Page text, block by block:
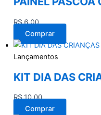
R$6,00
Comprar
Lançamentos
KIT DIA DAS
R$10,00
Comprar